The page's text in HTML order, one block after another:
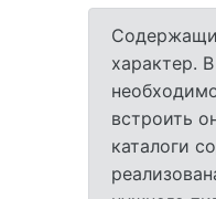
характер.
встроить
каталоги